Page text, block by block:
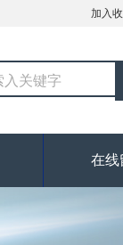
加入
在线